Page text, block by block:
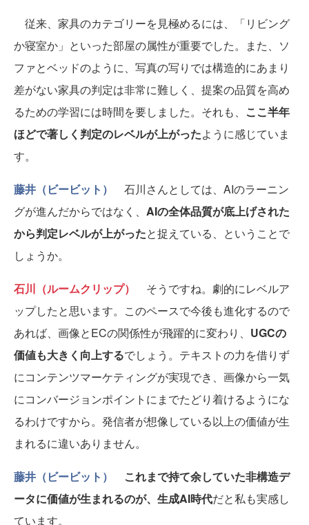
従来、家具のカテゴリーを見極めるには、「リビング
か寝室か」といった部屋の属性が重要でした。また、ソ
ファとベッドのように、写真の写りでは構造的にあまり
差がない家具の判定は非常に難しく、提案の品質を高め
るための学習には時間を要しました。それも、 ここ半年
ほどで著しく判定のレベルが上がったように感じていま
す。
藤井（ビービット）
石川さんとしては、AIのラーニン
グが進んだからではなく、 AIの全体品質が底上げされた
から判定レベルが上がったと捉えている、ということで
しょうか。
石川（ルームクリップ）
そうですね。劇的にレベルア
ップしたと思います。このペースで今後も進化するので
あれば、画像とECの関係性が飛躍的に変わり、 UGCの
価値も大きく向上するでしょう。テキストの力を借りず
にコンテンツマーケティングが実現でき、画像から一気
にコンバージョンポイントにまでたどり着けるようにな
るわけですから。発信者が想像している以上の価値が生
まれるに違いありません。
藤井（ビービット）
これまで持て余していた非構造デ
ータに価値が生まれるのが、生成AI時代だと私も実感し
ています。